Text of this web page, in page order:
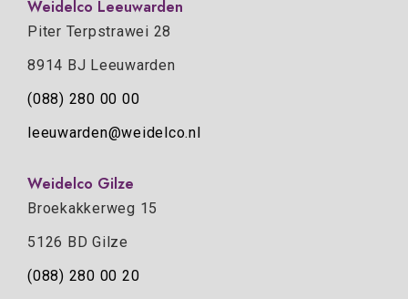
Weidelco Leeuwarden
Piter Terpstrawei 28
8914 BJ Leeuwarden
(088) 280 00 00
leeuwarden@weidelco.nl
Weidelco Gilze
Broekakkerweg 15
5126 BD Gilze
(088) 280 00 20